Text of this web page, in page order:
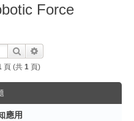
Force
搜尋
頁 (共 1頁)
應用